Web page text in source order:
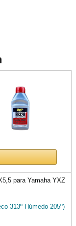
para Yamaha YXZ
313º Húmedo 205º)